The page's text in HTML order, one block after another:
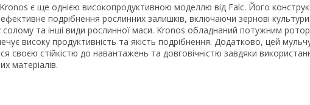
є ще однією високопродуктивною моделлю від Falc. Його
подрібнення рослинних залишків, включаючи зернові
солому та інші види рослинної маси. Kronos обладнаний потужним
високу продуктивність та якість подрібнення. Додатково, цей
своєю стійкістю до навантажень та довговічністю завдяки
матеріалів.